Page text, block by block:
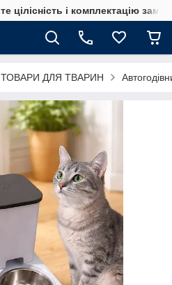
цілісність і комплектацію
ТОВАРИ ДЛЯ ТВАРИН